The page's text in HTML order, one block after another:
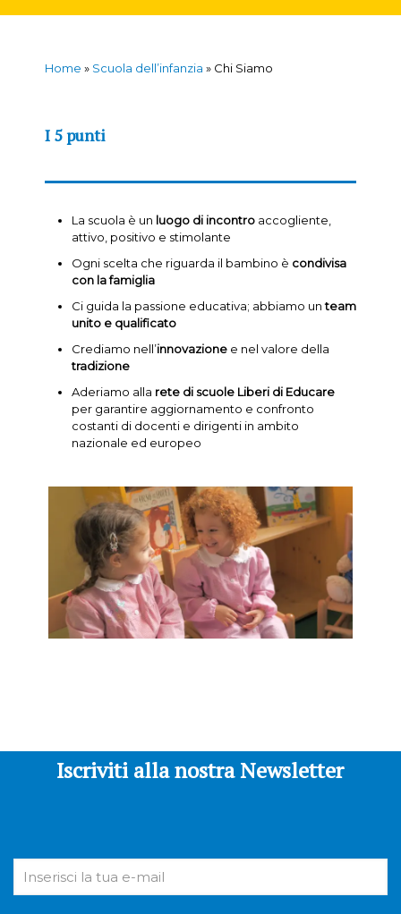
Home » Scuola dell’infanzia » Chi Siamo
I 5 punti
La scuola è un luogo di incontroaccogliente,
attivo, positivo e stimolante
Ogni scelta che riguarda il bambino è condivisa
con la famiglia
Ci guida la passione educativa; abbiamo unteam
unito e qualificato
Crediamo nell’innovazionee nel valore della
tradizione
Aderiamo alla rete di scuole Liberi di Educare
per garantire aggiornamento e confronto
costanti di docenti e dirigenti in ambito
nazionale ed europeo
Iscriviti alla nostra Newsletter